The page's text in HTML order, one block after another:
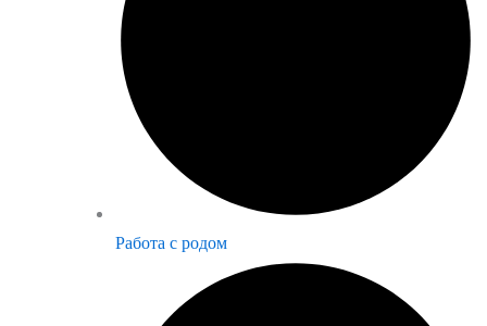
Работа с родом